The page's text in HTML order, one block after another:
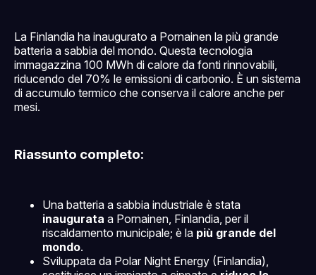
La Finlandia ha inaugurato a Pornainen la più grande
batteria a sabbia del mondo. Questa tecnologia
immagazzina 100 MWh di calore da fonti rinnovabili,
riducendo del 70% le emissioni di carbonio. È un sistema
di accumulo termico che conserva il calore anche per
mesi.
Riassunto completo:
Una batteria a sabbia industriale è stata
inaugurata a Pornainen, Finlandia, per il
riscaldamento municipale; è la più grande del
mondo.
Sviluppata da Polar Night Energy (Finlandia),